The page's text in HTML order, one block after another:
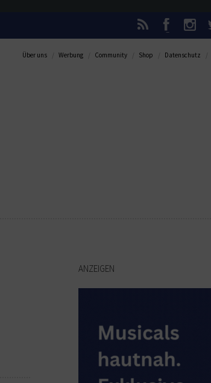
Über uns Werbung Community Shop Datenschutz
ANZEIGEN